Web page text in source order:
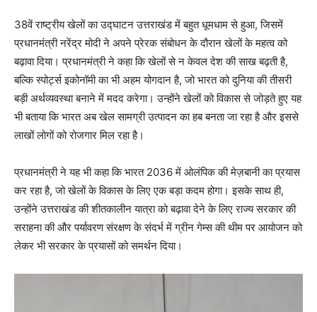
38वें राष्ट्रीय खेलों का उद्घाटन उत्तराखंड में बहुत धूमधाम से हुआ, जिसमें
प्रधानमंत्री नरेंद्र मोदी ने अपने प्रेरक संबोधन के दौरान खेलों के महत्व को
बढ़ावा दिया। प्रधानमंत्री ने कहा कि खेलों से न केवल देश की साख बढ़ती है,
बल्कि स्पोर्ट्स इकोनॉमी का भी अहम योगदान है, जो भारत को दुनिया की तीसरी
बड़ी अर्थव्यवस्था बनाने में मदद करेगा। उन्होंने खेलों को विकास से जोड़ते हुए यह
भी बताया कि भारत अब खेल सामग्री उत्पादन का हब बनता जा रहा है और इससे
लाखों लोगों को रोजगार मिल रहा है।
प्रधानमंत्री ने यह भी कहा कि भारत 2036 में ओलंपिक की मेज़बानी का प्रयास
कर रहा है, जो खेलों के विकास के लिए एक बड़ा कदम होगा। इसके साथ ही,
उन्होंने उत्तराखंड की शीतकालीन यात्रा को बढ़ावा देने के लिए राज्य सरकार की
सराहना की और पर्यावरण संरक्षण के संदर्भ में ग्रीन गेम्स की थीम पर आयोजन को
लेकर भी सरकार के प्रयासों को समर्थन दिया।